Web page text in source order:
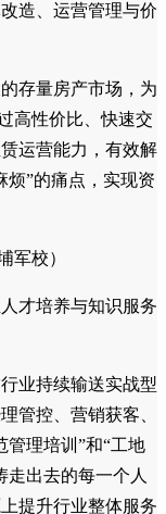
装饰26年积累
系统化、工具化，
现标准化运营与可
高性价比、快速交
运营能力，有效解
”的痛点，实现资